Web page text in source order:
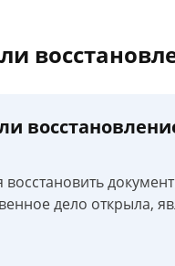
восстановить
дело открыла,